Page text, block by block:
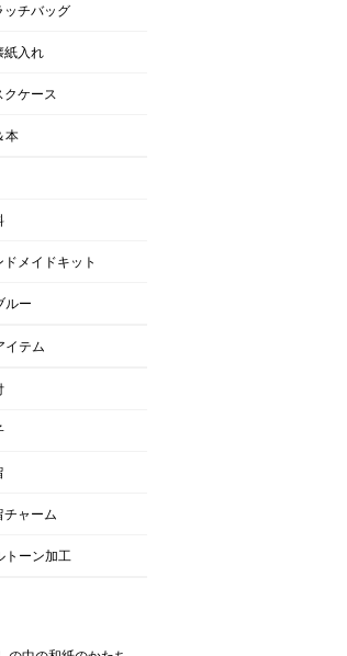
ッチバッグ
紙入れ
クケース
本
ドメイドキット
ルー
イテム
チャーム
トーン加工